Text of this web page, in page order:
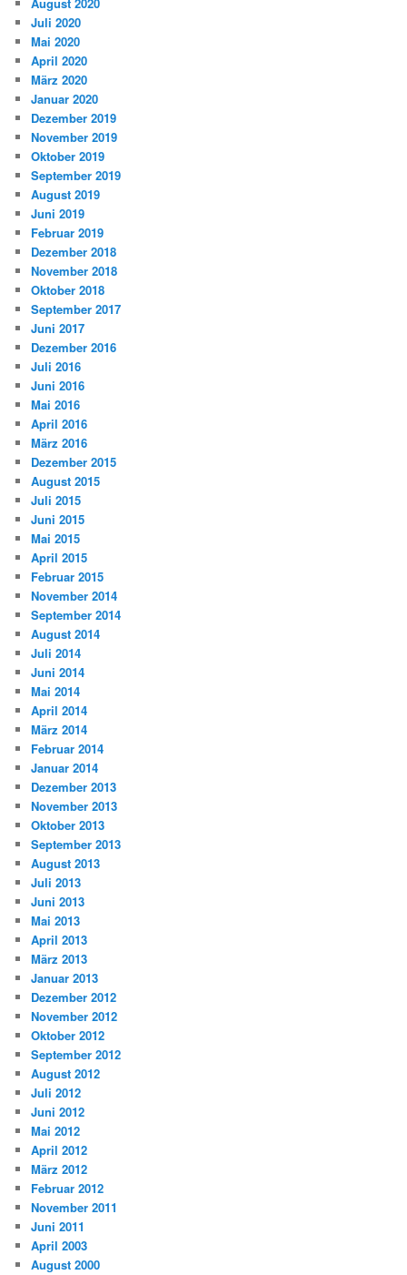
August 2020
Juli 2020
Mai 2020
April 2020
März 2020
Januar 2020
Dezember 2019
November 2019
Oktober 2019
September 2019
August 2019
Juni 2019
Februar 2019
Dezember 2018
November 2018
Oktober 2018
September 2017
Juni 2017
Dezember 2016
Juli 2016
Juni 2016
Mai 2016
April 2016
März 2016
Dezember 2015
August 2015
Juli 2015
Juni 2015
Mai 2015
April 2015
Februar 2015
November 2014
September 2014
August 2014
Juli 2014
Juni 2014
Mai 2014
April 2014
März 2014
Februar 2014
Januar 2014
Dezember 2013
November 2013
Oktober 2013
September 2013
August 2013
Juli 2013
Juni 2013
Mai 2013
April 2013
März 2013
Januar 2013
Dezember 2012
November 2012
Oktober 2012
September 2012
August 2012
Juli 2012
Juni 2012
Mai 2012
April 2012
März 2012
Februar 2012
November 2011
Juni 2011
April 2003
August 2000